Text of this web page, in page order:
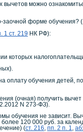
можно
форме обучения?
1 ст. 219 НК РФ):
которых
оплату обучения детей,
(очная) получить
N 273-ФЗ).
обучения не зависит.
120 000 руб. за
(ст. 216 пп. 2 п. 1